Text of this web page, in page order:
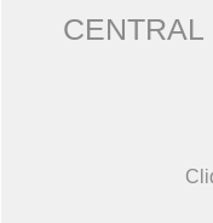
CENTRAL